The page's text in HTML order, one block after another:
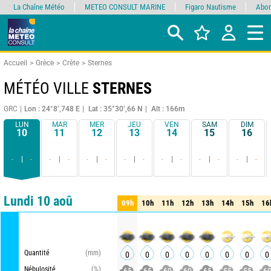
Accueil Grèce Crète Sternes
MÉTÉO VILLE STERNES
GRC Lon : 24°8’,748 E Lat : 35°30’,66 N
Alt : 166m
LUN
10
- -
MAR
11
- -
MER
12
- -
JEU
13
- -
VEN
14
- -
SAM
15
- -
DIM
16
- -
Comparateur détaillé synthétique
Lundi 10 aoû
Quantité
(mm)
Nébulosité
(%)
09h 10h 11h 12h 13h 14h 15h
09h 10h 11h 12h 13h 14h 15h
0 0 0 0 0 0 0
0
La Chaîne Météo METEO CONSULT MARINE Figaro Nautisme